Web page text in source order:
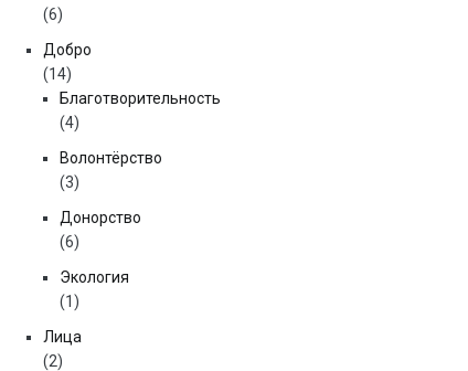
(6)
Добро
(14)
Благотворительность
(4)
Волонтёрство
(3)
Донорство
(6)
Экология
(1)
Лица
(2)